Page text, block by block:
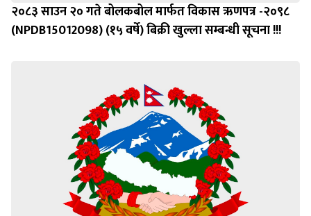
२०८३ साउन २० गते बोलकबोल मार्फत विकास ऋणपत्र -२०९८
(NPDB15012098) (१५ वर्षे) बिक्री खुल्ला सम्बन्धी सूचना !!!